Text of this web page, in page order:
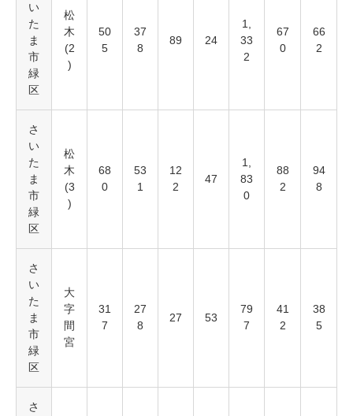
い
た
ま
市
緑
区
松
木
(2
)
50
5
37
8
89 24
1,
33
2
67
0
66
2
さ
い
た
ま
市
緑
区
松
木
(3
)
68
0
53
1
12
2
47
1,
83
0
88
2
94
8
さ
い
た
ま
市
緑
区
大
字
間
宮
31
7
27
8
27 53
79
7
41
2
38
5
さ